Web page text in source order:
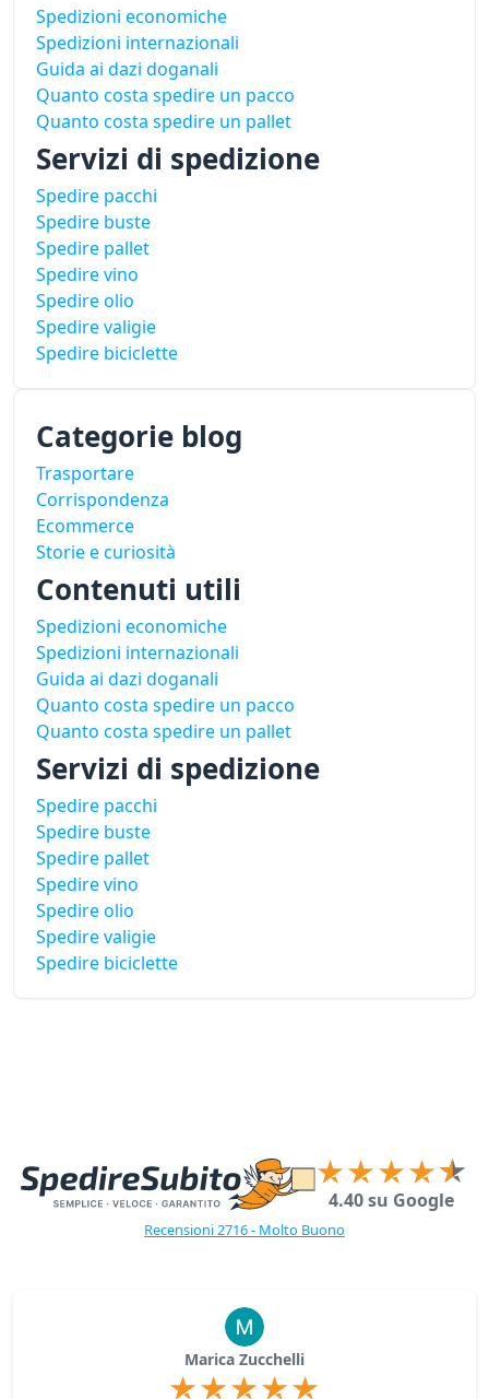
Spedizioni economiche
Spedizioni internazionali
Guida ai dazi doganali
Quanto costa spedire un pacco
Quanto costa spedire un pallet
Servizi di spedizione
Spedire pacchi
Spedire buste
Spedire pallet
Spedire vino
Spedire olio
Spedire valigie
Spedire biciclette
Categorie blog
Trasportare
Corrispondenza
Ecommerce
Storie e curiosità
Contenuti utili
Spedizioni economiche
Spedizioni internazionali
Guida ai dazi doganali
Quanto costa spedire un pacco
Quanto costa spedire un pallet
Servizi di spedizione
Spedire pacchi
Spedire buste
Spedire pallet
Spedire vino
Spedire olio
Spedire valigie
Spedire biciclette
4.40 su Google
Recensioni 2716 - Molto Buono
Marica Zucchelli